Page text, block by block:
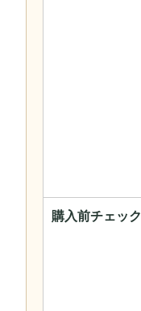
購入前チェック